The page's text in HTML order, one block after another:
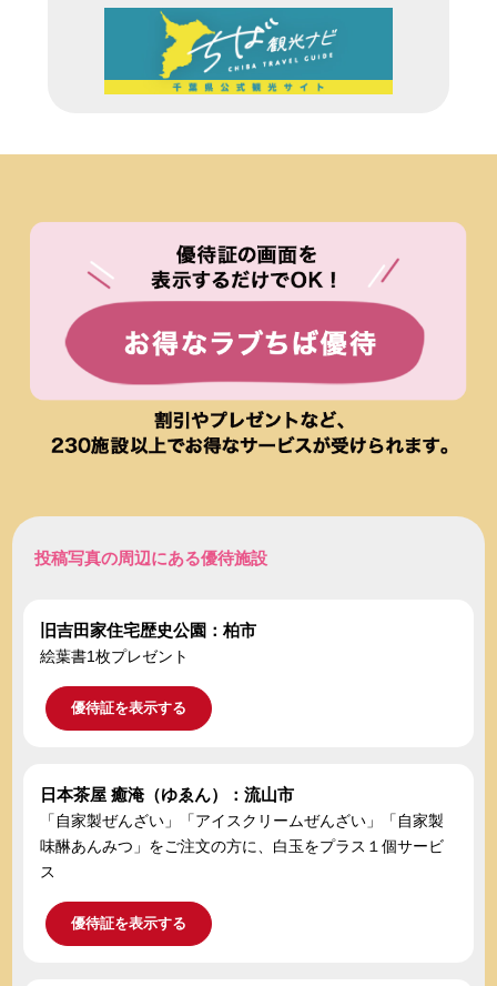
投稿写真の周辺にある優待施設
旧吉田家住宅歴史公園：柏市
絵葉書1枚プレゼント
優待証を表示する
日本茶屋 癒淹（ゆゑん）：流山市
「自家製ぜんざい」「アイスクリームぜんざい」「自家製
味醂あんみつ」をご注文の方に、白玉をプラス１個サービ
ス
優待証を表示する